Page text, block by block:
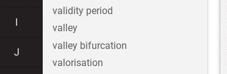
J
validity period
valley
valley bifurcation
valorisation